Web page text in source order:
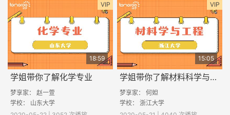
VIP
18:59
学姐带你了解化学专业
梦享家： 赵一萱
学校： 山东大学
VIP
15:05
学姐带你了解材料科学与工程专业
梦享家： 何妲
学校： 浙江大学